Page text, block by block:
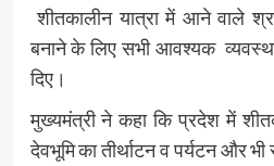
शीतकालीन यात्रा में आने वाले
बनाने के लिए सभी आवश्यक
दिए।
मुख्यमंत्री ने कहा कि प्रदेश में
देवभूमि का तीर्थाटन व पर्यटन और